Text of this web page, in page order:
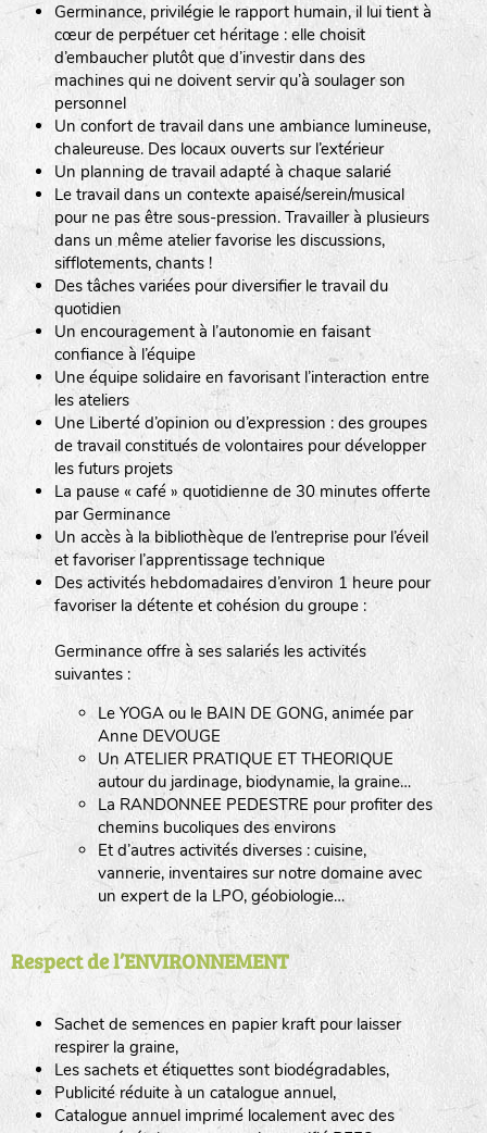
Germinance, privilégie le rapport humain, il lui tient à
cœur de perpétuer cet héritage : elle choisit
d’embaucher plutôt que d’investir dans des
machines qui ne doivent servir qu’à soulager son
personnel
Un confort de travail dans une ambiance lumineuse,
chaleureuse. Des locaux ouverts sur l’extérieur
Un planning de travail adapté à chaque salarié
Le travail dans un contexte apaisé/serein/musical
pour ne pas être sous-pression. Travailler à plusieurs
dans un même atelier favorise les discussions,
sifflotements, chants !
Des tâches variées pour diversifier le travail du
quotidien
Un encouragement à l’autonomie en faisant
confiance à l’équipe
Une équipe solidaire en favorisant l’interaction entre
les ateliers
Une Liberté d’opinion ou d’expression : des groupes
de travail constitués de volontaires pour développer
les futurs projets
La pause « café » quotidienne de 30 minutes offerte
par Germinance
Un accès à la bibliothèque de l’entreprise pour l’éveil
et favoriser l’apprentissage technique
Des activités hebdomadaires d’environ 1 heure pour
favoriser la détente et cohésion du groupe :
Germinance offre à ses salariés les activités
suivantes :
Le YOGA ou le BAIN DE GONG, animée par
Anne DEVOUGE
Un ATELIER PRATIQUE ET THEORIQUE
autour du jardinage, biodynamie, la graine…
La RANDONNEE PEDESTRE pour profiter des
chemins bucoliques des environs
Et d’autres activités diverses : cuisine,
vannerie, inventaires sur notre domaine avec
un expert de la LPO, géobiologie…
Respect de l’ENVIRONNEMENT
Sachet de semences en papier kraft pour laisser
respirer la graine,
Les sachets et étiquettes sont biodégradables,
Publicité réduite à un catalogue annuel,
Catalogue annuel imprimé localement avec des